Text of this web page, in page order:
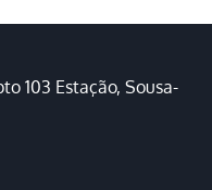
103 Estação, Sousa-